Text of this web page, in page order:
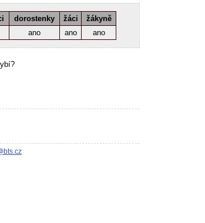
dorostenky žáci
žákyně
ano ano ano